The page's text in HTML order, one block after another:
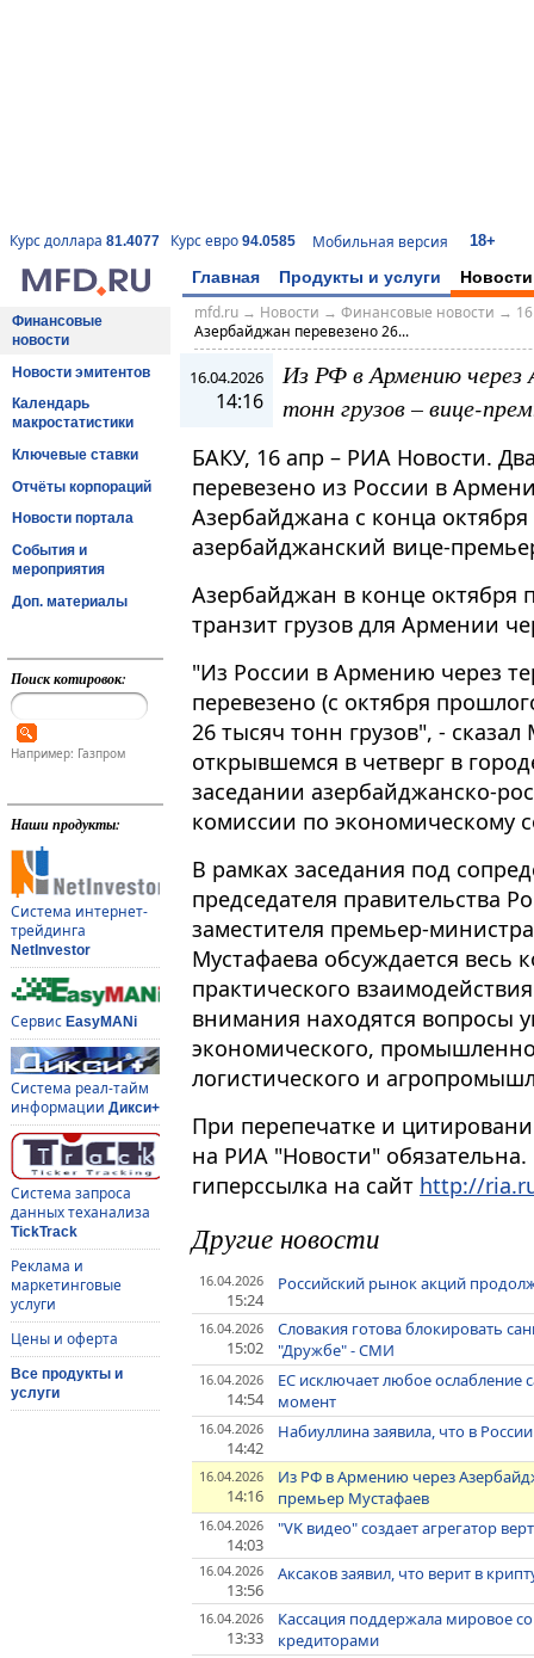
Курс доллара 81.4077 Курс евро 94.0585 Мобильная версия 18+
Главная Продукты и услуги Новости
Финансовые
новости
Новости эмитентов
Календарь
макростатистики
Ключевые ставки
Отчёты корпораций
Новости портала
События и
мероприятия
Доп. материалы
Поиск котировок:
Например: Газпром
Наши продукты:
Система интернет-
трейдинга
NetInvestor
Сервис EasyMANi
Система реал-тайм
информации Дикси+
Система запроса
данных теханализа
TickTrack
Реклама и
маркетинговые
услуги
Цены и оферта
Все продукты и
услуги
mfd.ru→ Новости → Финансовые новости →
Азербайджан перевезено 26...
16.04.2026
14:16
Из РФ в Армению через
тонн грузов – вице-
БАКУ, 16 апр – РИА Новости.
перевезено из России в
Азербайджана с конца октября
азербайджанский вице-
Азербайджан в конце октября
транзит грузов для Армении
"Из России в Армению через
перевезено (с октября
26 тысяч тонн грузов", -
открывшемся в четверг в
заседании азербайджанско-
комиссии по экономическому
В рамках заседания под
председателя правительства
заместителя премьер-
Мустафаева обсуждается весь
практического
внимания находятся вопросы
экономического,
логистического и
При перепечатке и
на РИА "Новости"
гиперссылка на сайт http://
Другие новости
16.04.2026
15:24
Российский рынок акций
16.04.2026
15:02
Словакия готова блокировать
"Дружбе" - СМИ
16.04.2026
14:54
ЕС исключает любое ослабление
момент
16.04.2026
14:42
Набиуллина заявила, что в
16.04.2026
14:16
Из РФ в Армению через
премьер Мустафаев
16.04.2026
14:03
"VK видео" создает агрегатор
16.04.2026
13:56
Аксаков заявил, что верит в
16.04.2026
13:33
Кассация поддержала мировое
кредиторами